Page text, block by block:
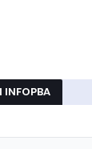
INFOPBA